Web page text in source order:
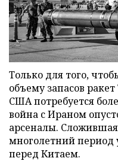
Только для того,
объему запасов
США потребуется
война с Ираном
арсеналы.
многолетний
перед Китаем.